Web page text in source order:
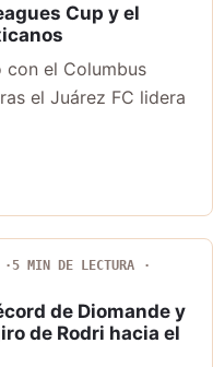
Cup y el
con el Columbus
el Juárez FC lidera
5 MIN DE LECTURA
de Diomande y
de Rodri hacia el